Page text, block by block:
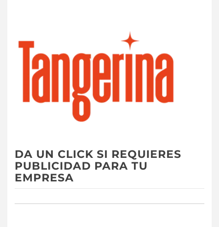
DA UN CLICK SI REQUIERES
PUBLICIDAD PARA TU
EMPRESA